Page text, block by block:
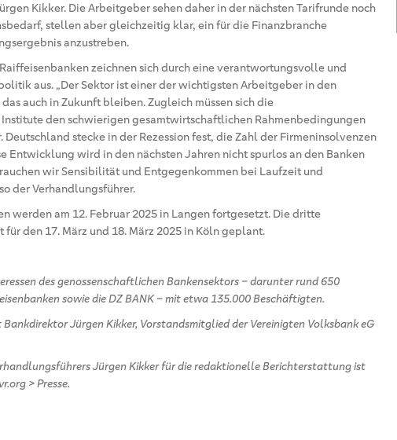
Kikker. Die Arbeitgeber sehen daher in der nächsten Tarifrunde noch
stellen aber gleichzeitig klar, ein für die Finanzbranche
anzustreben.
zeichnen sich durch eine verantwortungsvolle und
aus. „Der Sektor ist einer der wichtigsten Arbeitgeber in den
auch in Zukunft bleiben. Zugleich müssen sich die
den schwierigen gesamtwirtschaftlichen Rahmenbedingungen
stecke in der Rezession fest, die Zahl der Firmeninsolvenzen
Entwicklung wird in den nächsten Jahren nicht spurlos an den Banken
wir Sensibilität und Entgegenkommen bei Laufzeit und
der Verhandlungsführer.
werden am 12. Februar 2025 in Langen fortgesetzt. Die dritte
für den 17. März und 18. März 2025 in Köln geplant.
des genossenschaftlichen Bankensektors – darunter rund 650
sowie die DZ BANK – mit etwa 135.000 Beschäftigten.
Jürgen Kikker, Vorstandsmitglied der Vereinigten Volksbank eG
Jürgen Kikker für die redaktionelle Berichterstattung ist
> Presse.